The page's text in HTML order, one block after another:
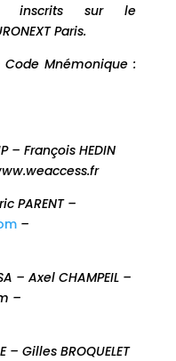
inscrits sur le
Paris.
Code Mnémonique :
– François HEDIN
PARENT –
–
– Axel CHAMPEIL –
–
– Gilles BROQUELET